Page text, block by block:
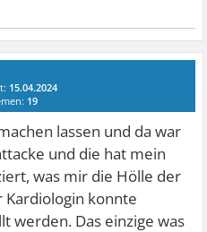
15.04.2024
19
lassen und da war
und die hat mein
was mir die Hölle der
Kardiologin konnte
werden. Das einzige was